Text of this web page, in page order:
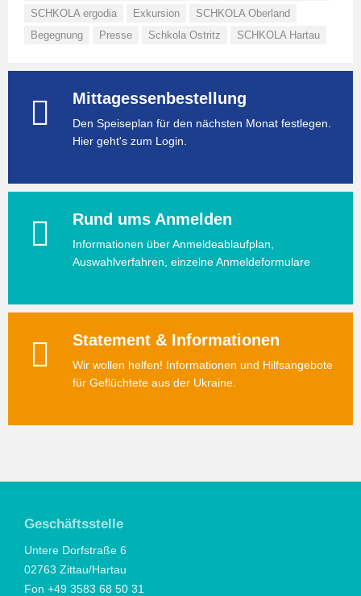
SCHKOLA ergodia
Exkursion
SCHKOLA Oberland
Begegnung
Presse Schkola Ostritz SCHKOLA Hartau
Mittagessenbestellung
Den Speiseplan für den nächsten Monat festlegen.
Hier geht's zum Login.
Rund ums Anmelden
Informationen über Anmeldeablaufplan,
Auswahlverfahren, einzelne Anmeldeformulare
Statement & Informationen
Wir wollen helfen! Informationen und Hilfsangebote
für Geflüchtete aus der Ukraine.
Geschäftsstelle
Untere Dorfstraße 6
02763 Zittau/Hartau
Fon +49 3583 68 50 31